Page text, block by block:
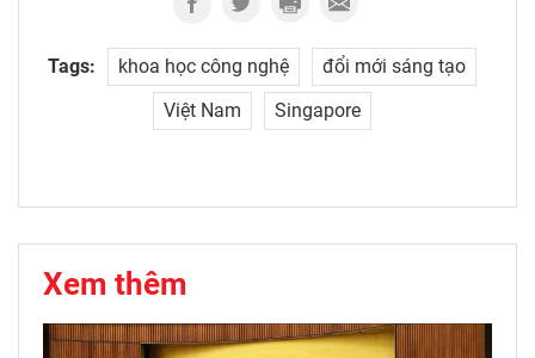
Tags: khoa học công nghệ
đổi mới sáng tạo
Việt Nam
Singapore
Xem thêm